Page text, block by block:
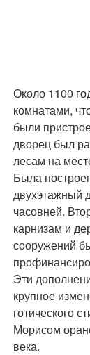
Около 1100
комнатами,
были
дворец был
лесам на
Была
двухэтажный
часовней.
карнизам и
сооружений
Эти
крупное
готического
Морисом
века.